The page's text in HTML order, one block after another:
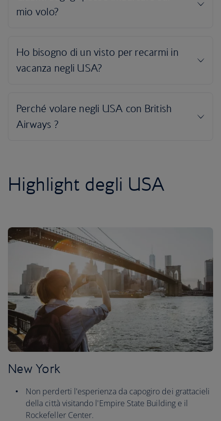
Highlight degli USA
New York
Non perderti l'esperienza da capogiro dei grattacieli
della città visitando l'Empire State Building e il
Rockefeller Center.